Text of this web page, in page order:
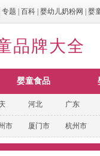
专题 百科 婴幼儿奶粉网 婴
品牌大全
婴童食品
河北 广东
市 厦门市 杭州市